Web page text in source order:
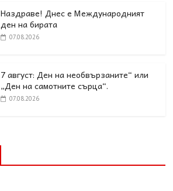
Наздраве! Днес е Международният
ден на бирата
07.08.2026
7 август: Ден на необвързаните“ или
„Ден на самотните сърца“.
07.08.2026